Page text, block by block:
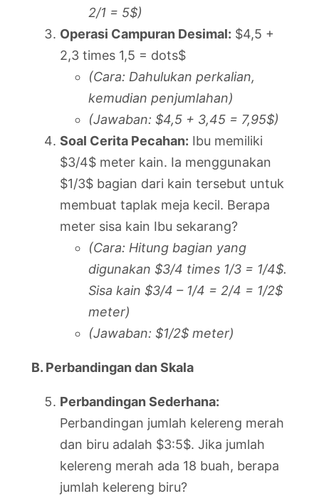
2/1 = 5$)
Operasi Campuran Desimal: $4,5 +
2,3 times 1,5 = dots$
(Cara: Dahulukan perkalian,
kemudian penjumlahan)
(Jawaban: $4,5 + 3,45 = 7,95$)
Soal Cerita Pecahan: Ibu memiliki
$3/4$ meter kain. Ia menggunakan
$1/3$ bagian dari kain tersebut untuk
membuat taplak meja kecil. Berapa
meter sisa kain Ibu sekarang?
(Cara: Hitung bagian yang
digunakan $3/4 times 1/3 = 1/4$.
Sisa kain $3/4 – 1/4 = 2/4 = 1/2$
meter)
(Jawaban: $1/2$ meter)
B. Perbandingan dan Skala
Perbandingan Sederhana:
Perbandingan jumlah kelereng merah
dan biru adalah $3:5$. Jika jumlah
kelereng merah ada 18 buah, berapa
jumlah kelereng biru?